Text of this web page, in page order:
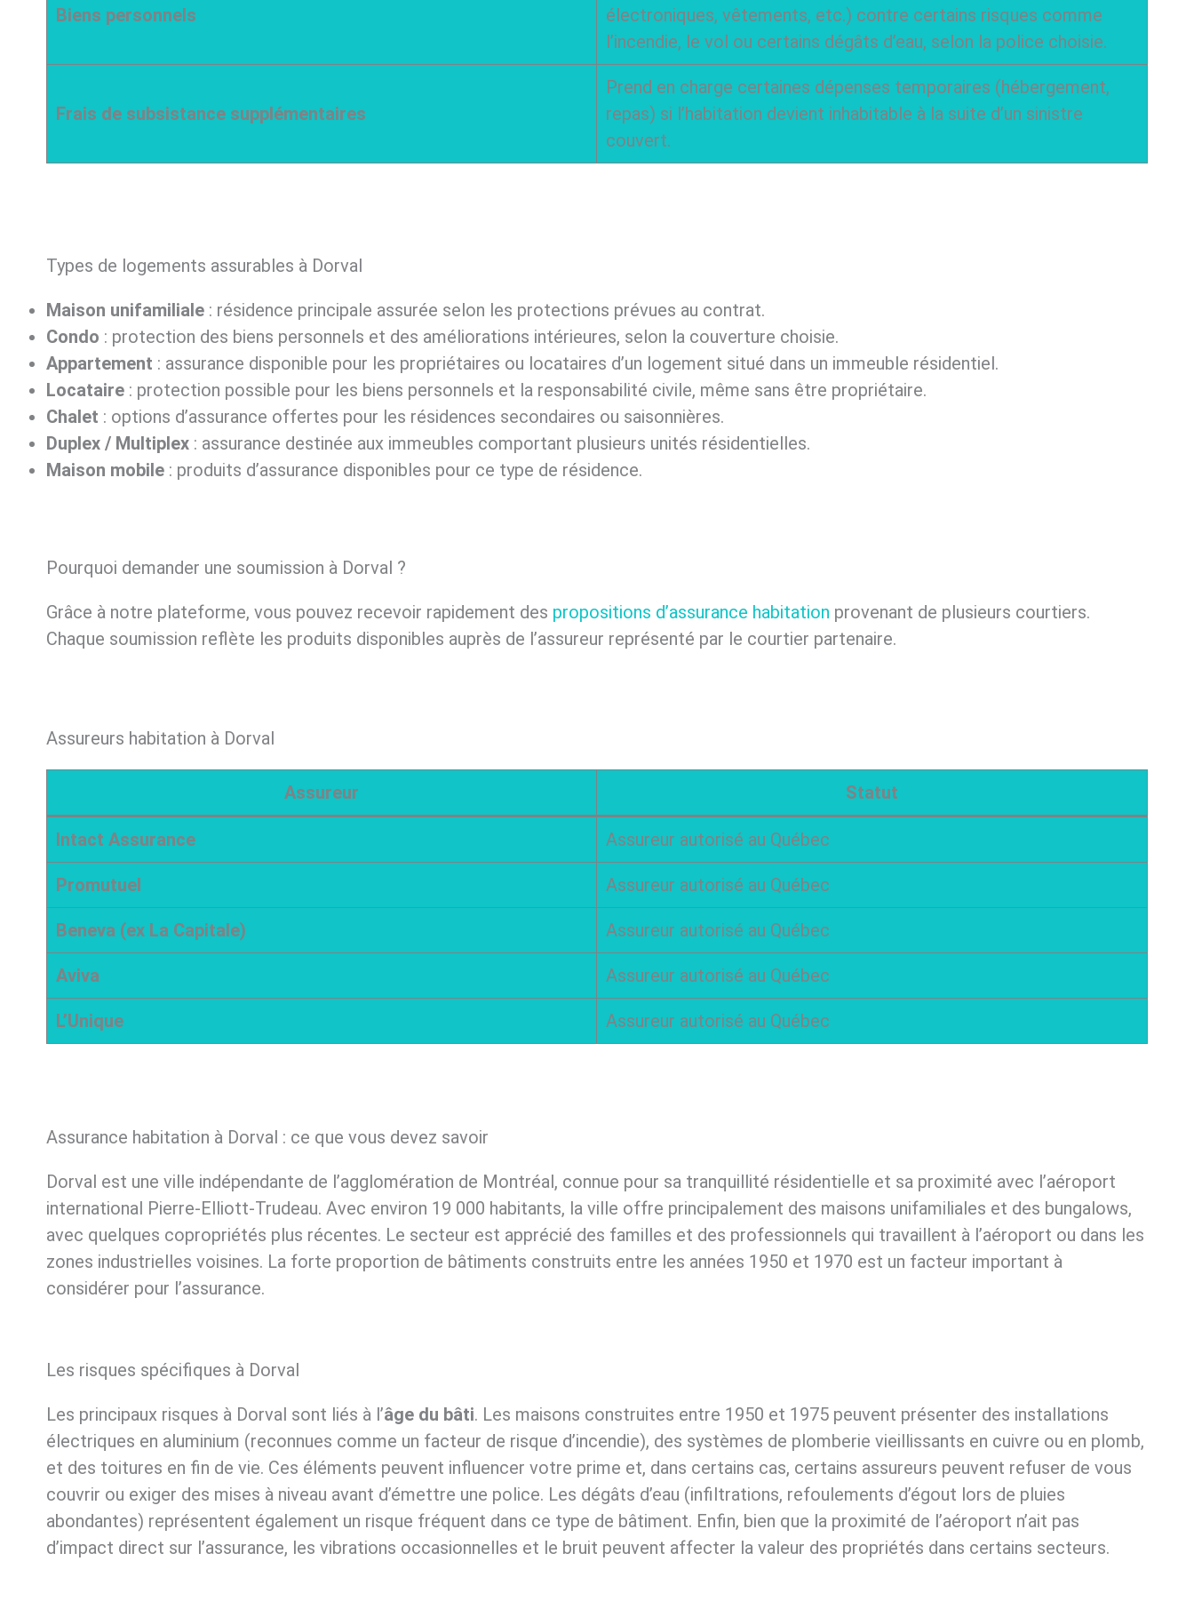
Biens personnels
électroniques, vêtements, etc.) contre certains risques comme
l’incendie, le vol ou certains dégâts d’eau, selon la police choisie.
Frais de subsistance supplémentaires
Prend en charge certaines dépenses temporaires (hébergement,
repas) si l’habitation devient inhabitable à la suite d’un sinistre
couvert.
Types de logements assurables à Dorval
Maison unifamiliale : résidence principale assurée selon les protections prévues au contrat.
Condo : protection des biens personnels et des améliorations intérieures, selon la couverture choisie.
Appartement : assurance disponible pour les propriétaires ou locataires d’un logement situé dans un immeuble résidentiel.
Locataire : protection possible pour les biens personnels et la responsabilité civile, même sans être propriétaire.
Chalet : options d’assurance offertes pour les résidences secondaires ou saisonnières.
Duplex / Multiplex : assurance destinée aux immeubles comportant plusieurs unités résidentielles.
Maison mobile : produits d’assurance disponibles pour ce type de résidence.
Pourquoi demander une soumission à Dorval ?
Grâce à notre plateforme, vous pouvez recevoir rapidement des propositions d’assurance habitation provenant de plusieurs courtiers.
Chaque soumission reflète les produits disponibles auprès de l’assureur représenté par le courtier partenaire.
Assureurs habitation à Dorval
Assureur Statut
Intact Assurance Assureur autorisé au Québec
Promutuel Assureur autorisé au Québec
Beneva (ex La Capitale) Assureur autorisé au Québec
Aviva Assureur autorisé au Québec
L’Unique Assureur autorisé au Québec
Assurance habitation à Dorval : ce que vous devez savoir
Dorval est une ville indépendante de l’agglomération de Montréal, connue pour sa tranquillité résidentielle et sa proximité avec l’aéroport
international Pierre-Elliott-Trudeau. Avec environ 19 000 habitants, la ville offre principalement des maisons unifamiliales et des bungalows,
avec quelques copropriétés plus récentes. Le secteur est apprécié des familles et des professionnels qui travaillent à l’aéroport ou dans les
zones industrielles voisines. La forte proportion de bâtiments construits entre les années 1950 et 1970 est un facteur important à
considérer pour l’assurance.
Les risques spécifiques à Dorval
Les principaux risques à Dorval sont liés à l’âge du bâti. Les maisons construites entre 1950 et 1975 peuvent présenter des installations
électriques en aluminium (reconnues comme un facteur de risque d’incendie), des systèmes de plomberie vieillissants en cuivre ou en plomb,
et des toitures en fin de vie. Ces éléments peuvent influencer votre prime et, dans certains cas, certains assureurs peuvent refuser de vous
couvrir ou exiger des mises à niveau avant d’émettre une police. Les dégâts d’eau (infiltrations, refoulements d’égout lors de pluies
abondantes) représentent également un risque fréquent dans ce type de bâtiment. Enfin, bien que la proximité de l’aéroport n’ait pas
d’impact direct sur l’assurance, les vibrations occasionnelles et le bruit peuvent affecter la valeur des propriétés dans certains secteurs.